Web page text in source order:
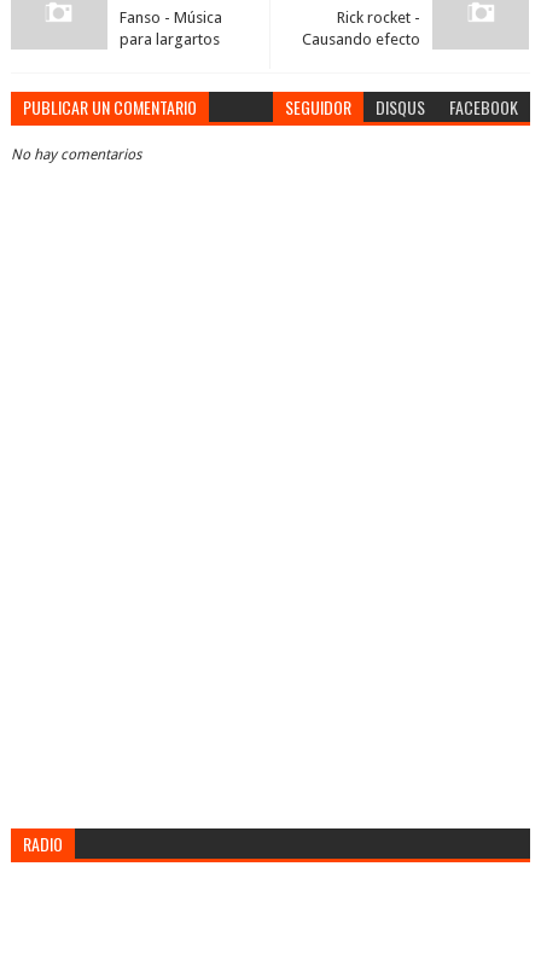
Rick rocket -
Causando efecto
Fanso - Música
para largartos
PUBLICAR UN COMENTARIO SEGUIDOR DISQUS FACEBOOK
No hay comentarios
RADIO